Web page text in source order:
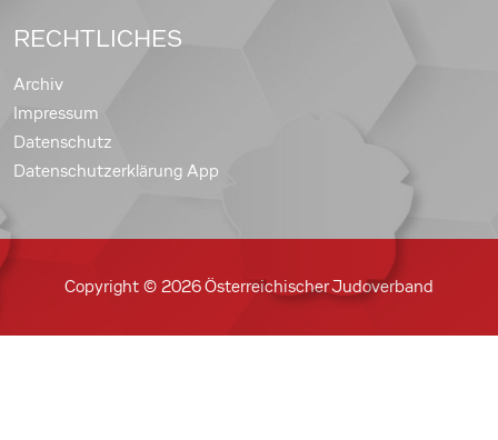
RECHTLICHES
Archiv
Impressum
Datenschutz
Datenschutzerklärung App
Copyright © 2026 Österreichischer Judoverband